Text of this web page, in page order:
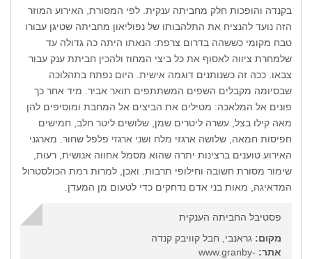
בקנדה והופכות חלק מחביתה ענקית. לפי המסורת, האירוע המוזר
הזה נועד להנציח את התלהבותו של נפוליאון מחביתה שטיגן עבורו
טבח מקומי כששהה בדרום צרפת: הנאתו היתה כה גדולה עד
שלמחרת ציווה לאסוף את כל ביצי המחוז ולהכין חביתת ענק עבור
צבאו. ככה זה כשנותנים דוגמה אישית. היום נפתח בתהלוכה
שבסיומה מקבלים השפים המשתתפים תואר אביר. מיד אחר כך
פונים אל המלאכה: מטילים את הביצים אל המחבת ומוסיפים להן
מאה קילו בצל, עשרה ליטרים שמן, שלושים ליטר חלב, חמישים
חפיסות חמאה, שלושה ארגזי מלח ושני ארגזי פלפל שחור. מארגני
האירוע טוענים ברצינות יתרה שהוא מסמל אחווה אנושית, רעות,
שימור מסורת חשובה וחילופי תרבות. ואכן, למרות רמת הכולסטרול
המדאיגה, מאות בני אדם נדחקים כדי לטעום מן המעדן.
פסטיבל החביתה הענקית
מקום: גראנבי, חבל קוויבק קנדה
אתר: www.granby-